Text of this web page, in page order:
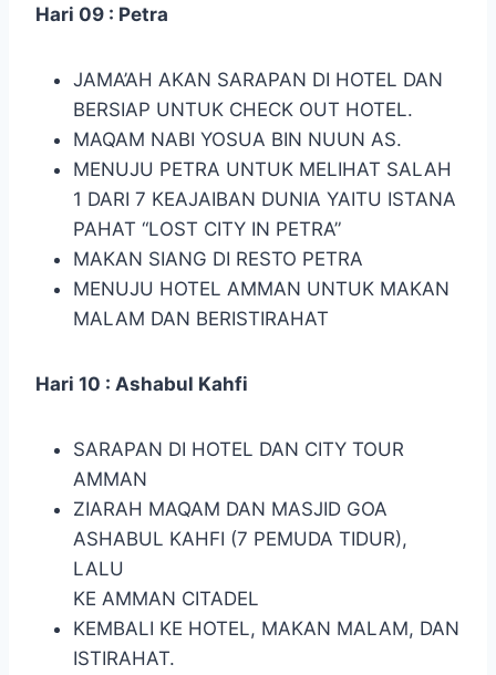
Hari 09 : Petra
JAMA’AH AKAN SARAPAN DI HOTEL DAN
BERSIAP UNTUK CHECK OUT HOTEL.
MAQAM NABI YOSUA BIN NUUN AS.
MENUJU PETRA UNTUK MELIHAT SALAH
1 DARI 7 KEAJAIBAN DUNIA YAITU ISTANA
PAHAT “LOST CITY IN PETRA”
MAKAN SIANG DI RESTO PETRA
MENUJU HOTEL AMMAN UNTUK MAKAN
MALAM DAN BERISTIRAHAT
Hari 10 : Ashabul Kahfi
SARAPAN DI HOTEL DAN CITY TOUR
AMMAN
ZIARAH MAQAM DAN MASJID GOA
ASHABUL KAHFI (7 PEMUDA TIDUR),
LALU
KE AMMAN CITADEL
KEMBALI KE HOTEL, MAKAN MALAM, DAN
ISTIRAHAT.